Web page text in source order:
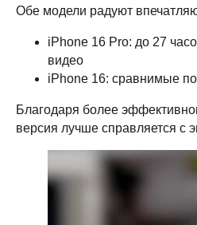
Обе модели радуют
iPhone 16 Pro: до 27
видео
iPhone 16: сравнимые
Благодаря более
версия лучше справляется с